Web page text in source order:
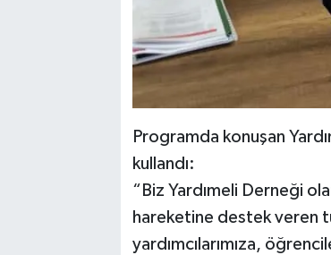
Programda konuşan
kullandı:
“Biz Yardımeli Derneği
hareketine destek veren
yardımcılarımıza,